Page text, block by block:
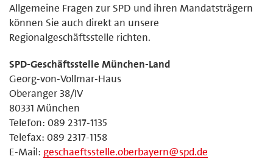
Allgemeine Fragen zur SPD und ihren Mandatsträgern
können Sie auch direkt an unsere
Regionalgeschäftsstelle richten.
SPD-Geschäftsstelle München-Land
Georg-von-Vollmar-Haus
Oberanger 38/IV
80331 München
Telefon: 089 2317-1135
Telefax: 089 2317-1158
E-Mail: geschaeftsstelle.oberbayern@spd.de